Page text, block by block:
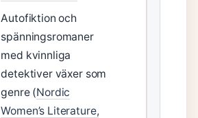
Autofiktion och
spänningsromaner
med kvinnliga
detektiver växer som
genre (Nordic
Women’s Literature,